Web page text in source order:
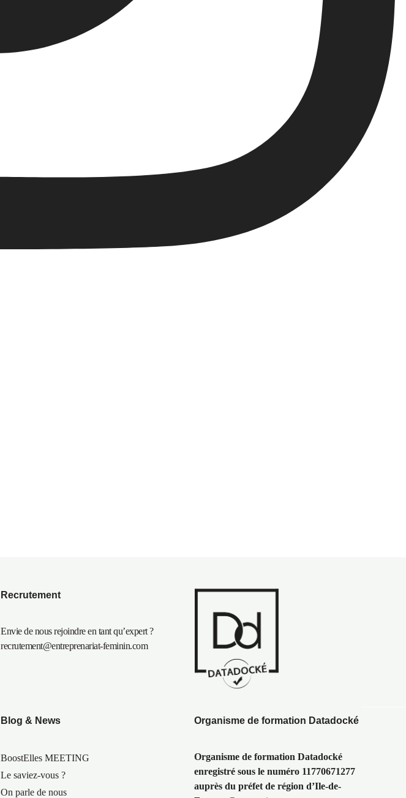
Recrutement
Envie de nous rejoindre en tant qu’expert ?
recrutement@entreprenariat-feminin.com
Blog & News
BoostElles MEETING
Le saviez-vous ?
On parle de nous
Organisme de formation Datadocké
Organisme de formation Datadocké
enregistré sous le numéro 11770671277
auprès du préfet de région d’Ile-de-